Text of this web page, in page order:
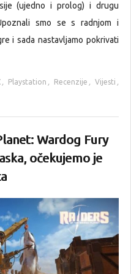
(ujedno i prolog) i drugu
smo se s radnjom i
i sada nastavljamo pokrivati
, Playstation , Recenzije , Vijesti ,
Wardog Fury
očekujemo je